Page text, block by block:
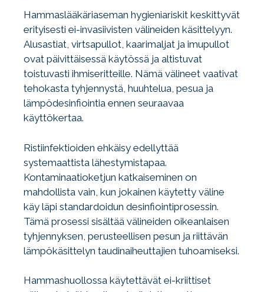
Hammaslääkäriaseman hygieniariskit keskittyvät
erityisesti ei-invasiivisten välineiden käsittelyyn.
Alusastiat, virtsapullot, kaarimaljat ja imupullot
ovat päivittäisessä käytössä ja altistuvat
toistuvasti ihmiseritteille. Nämä välineet vaativat
tehokasta tyhjennystä, huuhtelua, pesua ja
lämpödesinfiointia ennen seuraavaa
käyttökertaa.
Ristiinfektioiden ehkäisy edellyttää
systemaattista lähestymistapaa.
Kontaminaatioketjun katkaiseminen on
mahdollista vain, kun jokainen käytetty väline
käy läpi standardoidun desinfiointiprosessin.
Tämä prosessi sisältää välineiden oikeanlaisen
tyhjennyksen, perusteellisen pesun ja riittävän
lämpökäsittelyn taudinaiheuttajien tuhoamiseksi.
Hammashuollossa käytettävät ei-kriittiset